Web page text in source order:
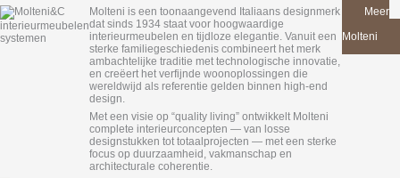
Molteni is een toonaangevend Italiaans designmerk
dat sinds 1934 staat voor hoogwaardige
interieurmeubelen en tijdloze elegantie. Vanuit een
sterke familiegeschiedenis combineert het merk
ambachtelijke traditie met technologische innovatie,
en creëert het verfijnde woonoplossingen die
wereldwijd als referentie gelden binnen high-end
design.
Met een visie op “quality living” ontwikkelt Molteni
complete interieurconcepten — van losse
designstukken tot totaalprojecten — met een sterke
focus op duurzaamheid, vakmanschap en
architecturale coherentie.
Meer
Molteni